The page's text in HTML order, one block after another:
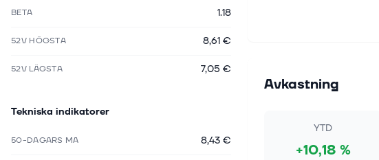
BETA 1.18
52V HÖGSTA 8,61 €
52V LÄGSTA 7,05 €
Tekniska indikatorer
50-DAGARS MA 8,43 €
Avkastning
YTD
+10,18 %